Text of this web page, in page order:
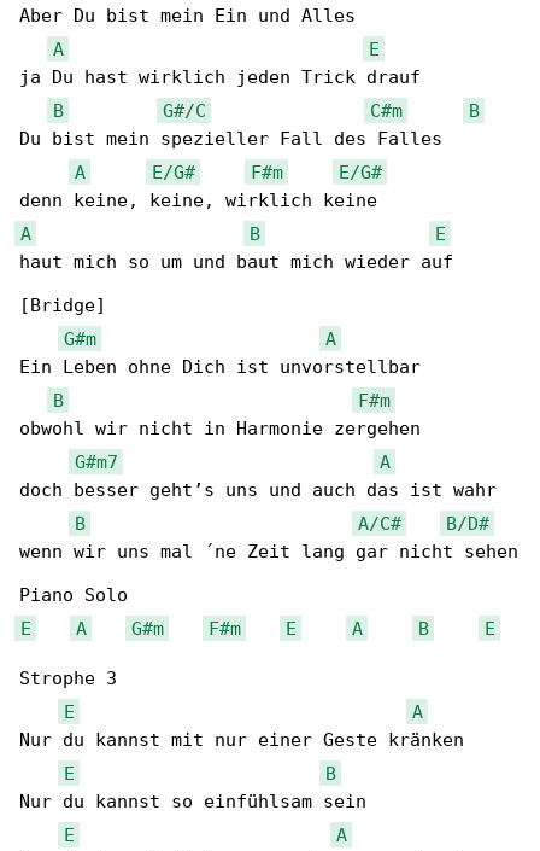
Aber Du bist mein Ein und Alles
A
E
ja Du hast wirklich jeden Trick drauf
B
G#/C C#m
B
Du bist mein spezieller Fall des Falles
A
E/G# F#m
E/G#
A
B
E
haut mich so um und baut mich wieder auf
[Bridge]
G#m
A
Ein Leben ohne Dich ist unvorstellbar
B
F#m
obwohl wir nicht in Harmonie zergehen
G#m7
A
doch besser geht’s uns und auch das ist wahr
B
A/C#
B/D#
wenn wir uns mal ´ne Zeit lang gar nicht sehen
E
A G#m F#m E A B E
Strophe 3
E
A
Nur du kannst mit nur einer Geste kränken
E
B
Nur du kannst so einfühlsam sein
E
A